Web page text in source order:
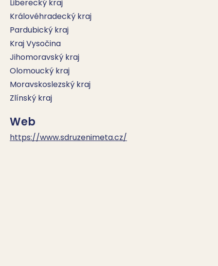
Liberecký kraj
Královéhradecký kraj
Pardubický kraj
Kraj Vysočina
Jihomoravský kraj
Olomoucký kraj
Moravskoslezský kraj
Zlínský kraj
Web
https://www.sdruzenimeta.cz/